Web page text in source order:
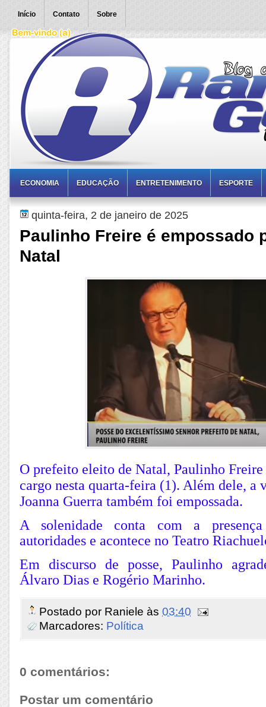
Início Contato Sobre
ECONOMIA EDUCAÇÃO ENTRETENIMENTO ESPORTE
quinta-feira, 2 de janeiro de 2025
Paulinho Freire é empossado
Natal
O prefeito eleito de Natal, Paulinho Freire
cargo nesta quarta-feira (1). Além dele, a
Joanna Guerra também foi empossada.
A solenidade conta com a
autoridades e acontece no Teatro
Em discurso de posse, Paulinho
Álvaro Dias e Rogério Marinho.
Postado por Raniele às 03:40
Marcadores: Política
0 comentários:
Postar um comentário